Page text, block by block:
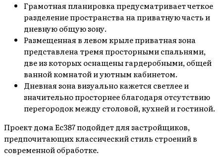
Грамотная планировка предусматривает четкое
разделение пространства на приватную часть и
дневную общую зону.
Размещенная в левом крыле приватная зона
представлена тремя просторными спальнями,
две из которых оснащены гардеробными, общей
ванной комнатой и уютным кабинетом.
Дневная зона визуально кажется светлее и
значительно просторнее благодаря отсутствию
перегородок между столовой, кухней и гостиной.
Проект дома Ec387 подойдет для застройщиков,
предпочитающих классический стиль строений в
современной обработке.